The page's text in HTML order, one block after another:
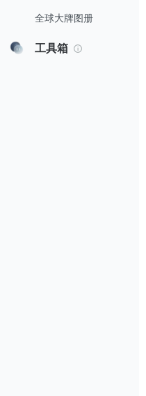
全球大牌图册
工具箱